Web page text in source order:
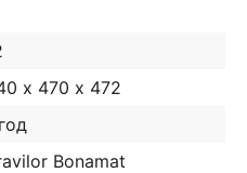
х 470 х 472
Bonamat